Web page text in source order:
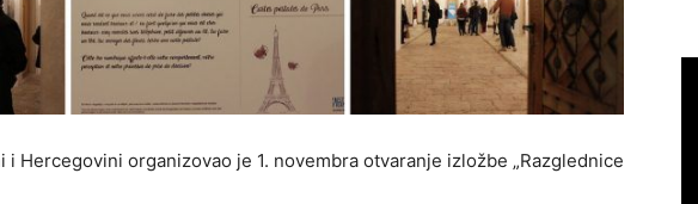
Hercegovini organizovao je 1. novembra otvaranje izložbe „Razglednice